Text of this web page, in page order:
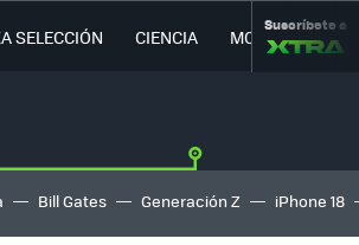
SELECCIÓN CIENCIA MOVILIDAD
Suscríbete a
Bill Gates Generación Z iPhone 18